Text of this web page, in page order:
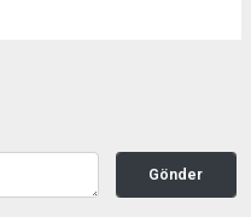
Gönder